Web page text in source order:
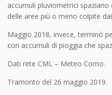
accumuli pluviometrici
delle aree più o meno colpite
Maggio 2018, invece, terminò
con accumuli di pioggia che
Dati rete CML – Meteo Como.
Tramonto del 26 maggio 2019.